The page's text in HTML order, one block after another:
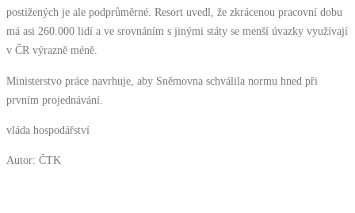
postižených je ale podprůměrné. Resort uvedl, že zkrácenou pracovní dobu
má asi 260.000 lidí a ve srovnáním s jinými státy se menší úvazky využívají
v ČR výrazně méně.
Ministerstvo práce navrhuje, aby Sněmovna schválila normu hned při
prvním projednávání.
vláda hospodářství
Autor: ČTK